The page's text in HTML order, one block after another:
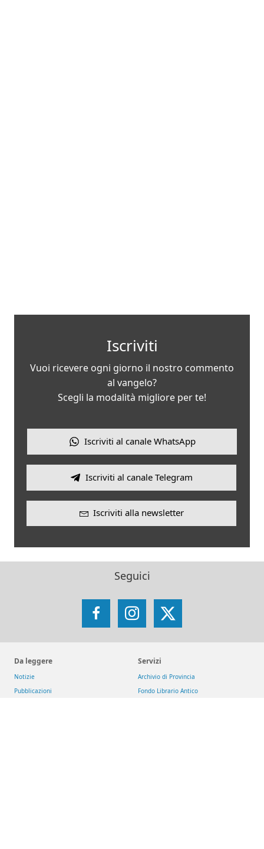
Iscriviti
Vuoi ricevere ogni giorno il nostro commento
al vangelo?
Scegli la modalità migliore per te!
Iscriviti al canale WhatsApp
Iscriviti al canale Telegram
Iscriviti alla newsletter
Seguici
FacebookInstagram
X
Da leggere
Notizie
Pubblicazioni
Servizi
Archivio di Provincia
Fondo Librario Antico